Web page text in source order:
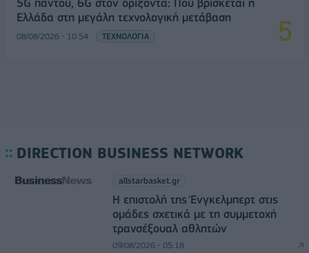
5G παντού, 6G στον ορίζοντα: Πού βρίσκεται η
Ελλάδα στη μεγάλη τεχνολογική μετάβαση
08/08/2026 - 10:54 ΤΕΧΝΟΛΟΓΙΑ
DIRECTION BUSINESS NETWORK
allstarbasket.gr
Η επιστολή της Ένγκελμπερτ στις
ομάδες σχετικά με τη συμμετοχή
τρανσέξουαλ αθλητών
09/08/2026 - 05:18